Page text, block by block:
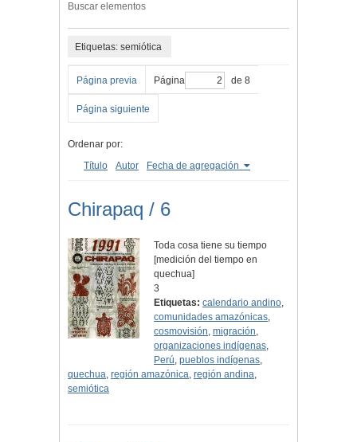
Buscar elementos
Etiquetas: semiótica
Página previa Página de 8
Página siguiente
Ordenar por:
Título
Autor Fecha de agregación
Chirapaq / 6
Toda cosa tiene su tiempo
[medición del tiempo en
quechua]
3
Etiquetas: calendario andino,
comunidades amazónicas,
cosmovisión,migración,
organizaciones indígenas,
Perú,pueblos indígenas,
quechua, región amazónica, región andina,
semiótica